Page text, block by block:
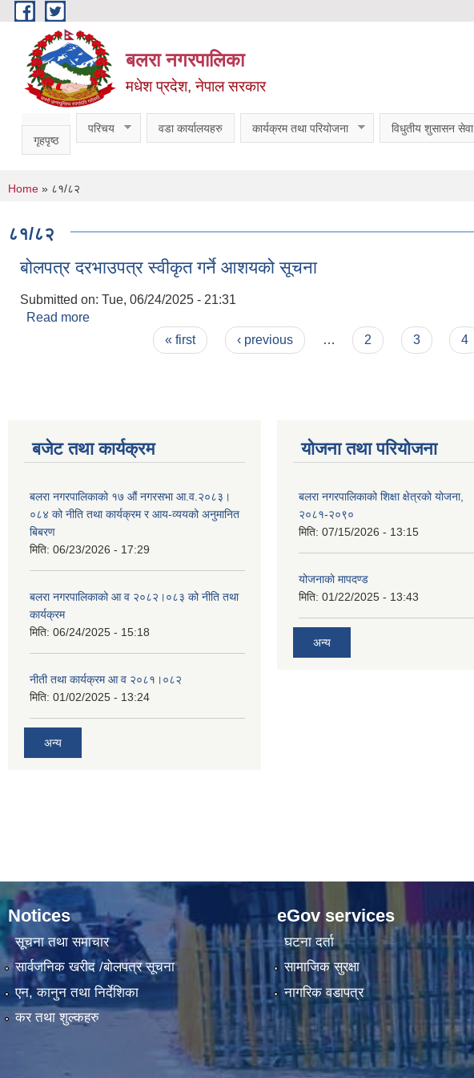
Skip to main content
बलरा नगरपालिका
मधेश प्रदेश, नेपाल सरकार
गृहपृष्ठ
परिचय वडा कार्यालयहरु कार्यक्रम तथा परियोजना विधुतीय शुसासन सेवा
You are here
Home » ८१/८२
८१/८२
बोलपत्र दरभाउपत्र स्वीकृत गर्ने आशयको सूचना
Submitted on: Tue, 06/24/2025 - 21:31
Read more
« first ‹ previous … 2 3 4
बजेट तथा कार्यक्रम
बलरा नगरपालिकाको १७ औं नगरसभा आ.व.२०८३।
०८४ को नीति तथा कार्यक्रम र आय-व्ययको अनुमानित
बिबरण
मिति: 06/23/2026 - 17:29
बलरा नगरपालिकाको आ व २०८२।०८३ को नीति तथा
कार्यक्रम
मिति: 06/24/2025 - 15:18
नीती तथा कार्यक्रम आ व २०८१।०८२
मिति: 01/02/2025 - 13:24
अन्य
योजना तथा परियोजना
बलरा नगरपालिकाको शिक्षा क्षेत्रको योजना,
२०८१-२०९०
मिति: 07/15/2026 - 13:15
योजनाकाे मापदण्ड
मिति: 01/22/2025 - 13:43
अन्य
Notices
सूचना तथा समाचार
सार्वजनिक खरीद /बोलपत्र सूचना
एन, कानुन तथा निर्देशिका
कर तथा शुल्कहरु
eGov services
घटना दर्ता
सामाजिक सुरक्षा
नागरिक वडापत्र